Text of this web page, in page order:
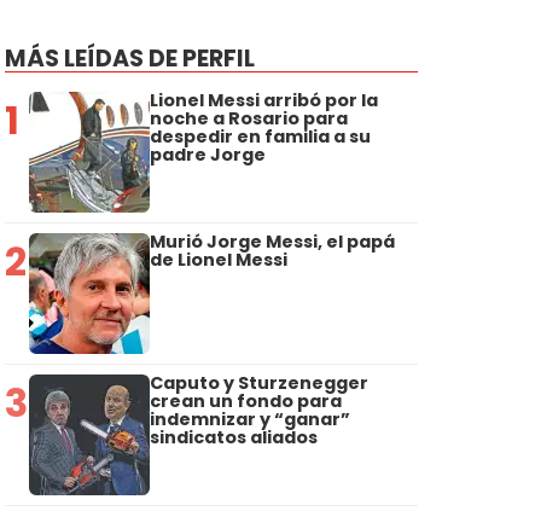
MÁS LEÍDAS DE PERFIL
1 Lionel Messi arribó por la
noche a Rosario para
despedir en familia a su
padre Jorge
2 Murió Jorge Messi, el papá
de Lionel Messi
3 Caputo y Sturzenegger
crean un fondo para
indemnizar y “ganar”
sindicatos aliados